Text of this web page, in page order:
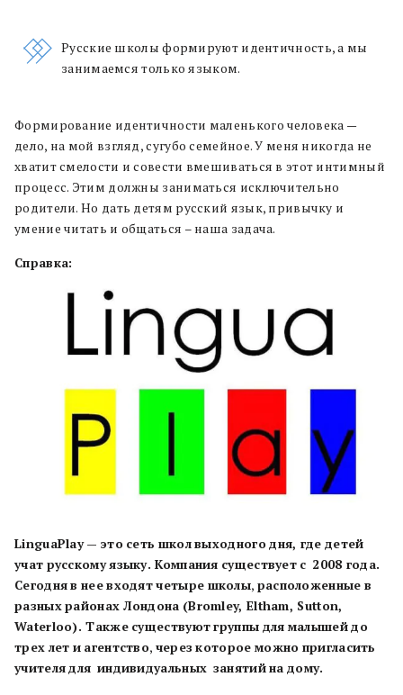
Русские школы формируют идентичность, а мы
занимаемся только языком.
Формирование идентичности маленького человека —
дело, на мой взгляд, сугубо семейное. У меня никогда не
хватит смелости и совести вмешиваться в этот интимный
процесс. Этим должны заниматься исключительно
родители. Но дать детям русский язык, привычку и
умение читать и общаться – наша задача.
Справка:
LinguaPlay — это сеть школвыходного дня, где детей
учат русскомуязыку. Компания существует с 2008 года.
Сегодняв неевходятчетыре школы, расположенные в
разныхрайонах Лондона (Bromley, Eltham, Sutton,
Waterloo). Также существуютгруппы для малышейдо
трехлет и агентство, через которое можно пригласить
учителядля индивидуальных занятийна дому.